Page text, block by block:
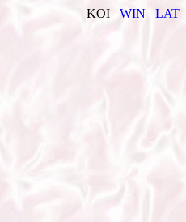
KOI WIN LAT